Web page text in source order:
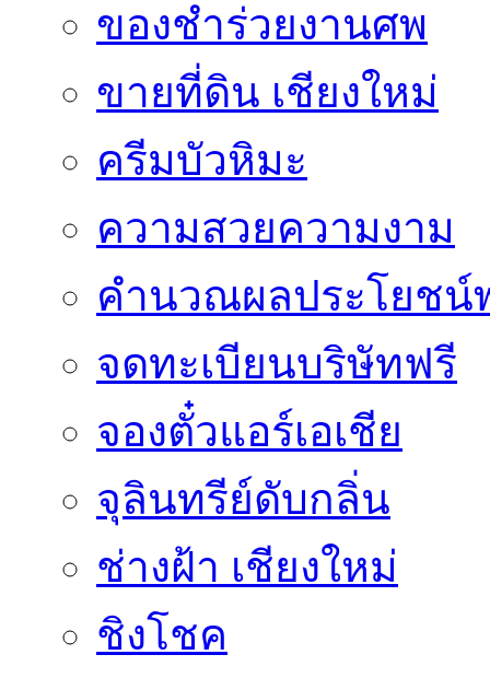
ของชำร่วยงานศพ
ขายที่ดิน เชียงใหม่
ครีมบัวหิมะ
ความสวยความงาม
คำนวณผลประโยชน์
จดทะเบียนบริษัทฟรี
จองตั๋วแอร์เอเชีย
จุลินทรีย์ดับกลิ่น
ช่างฝ้า เชียงใหม่
ชิงโชค